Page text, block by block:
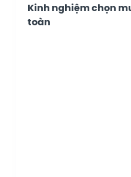
Kinh nghiệm chọn
toàn